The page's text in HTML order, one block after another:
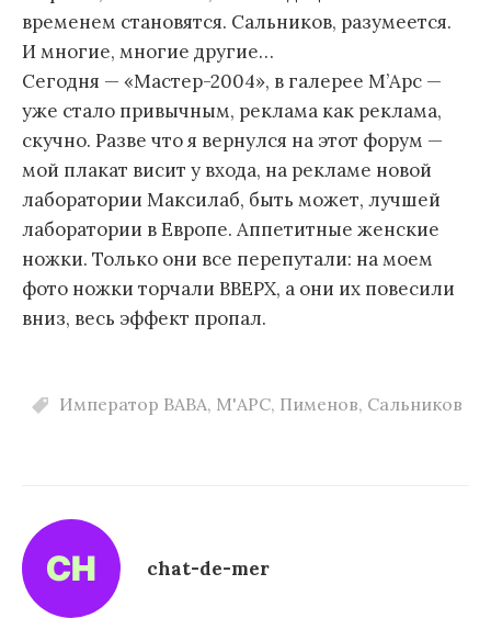
временем становятся. Сальников, разумеется.
И многие, многие другие…
Сегодня — «Мастер-2004», в галерее М’Арс —
уже стало привычным, реклама как реклама,
скучно. Разве что я вернулся на этот форум —
мой плакат висит у входа, на рекламе новой
лаборатории Максилаб, быть может, лучшей
лаборатории в Европе. Аппетитные женские
ножки. Только они все перепутали: на моем
фото ножки торчали ВВЕРХ, а они их повесили
вниз, весь эффект пропал.
Император ВАВА, М'АРС, Пименов, Сальников
chat-de-mer